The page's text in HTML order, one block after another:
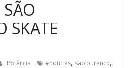
SKATE
Potência #noticias, saolourenco,